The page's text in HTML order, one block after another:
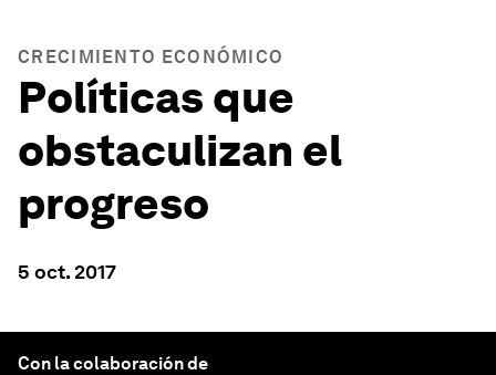
CRECIMIENTO ECONÓMICO
Políticas que
obstaculizan el
progreso
5 oct. 2017
Con la colaboración de